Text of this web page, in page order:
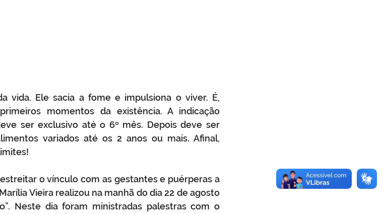
vida. Ele sacia a fome e impulsiona o viver. É,
momentos da existência. A indicação
ser exclusivo até o 6º mês. Depois deve ser
variados até os 2 anos ou mais. Afinal,
o vínculo com as gestantes e puérperas a
Vieira realizou na manhã do dia 22 de agosto
Neste dia foram ministradas palestras com o